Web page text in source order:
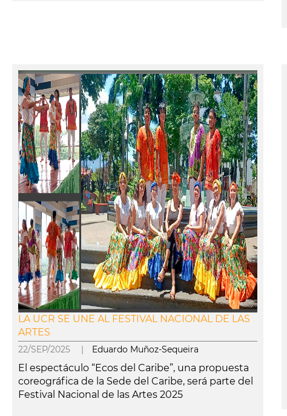
LA UCR SE UNE AL FESTIVAL NACIONAL DE LAS
ARTES
22/SEP/2025 | Eduardo Muñoz-Sequeira
El espectáculo “Ecos del Caribe”, una propuesta
coreográfica de la Sede del Caribe, será parte del
Festival Nacional de las Artes 2025